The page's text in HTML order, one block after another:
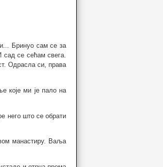
Бринуо сам се за
се сећам свега.
Одрасла си, права
које ми је пало на
него што се обрати
манастиру. Ваља